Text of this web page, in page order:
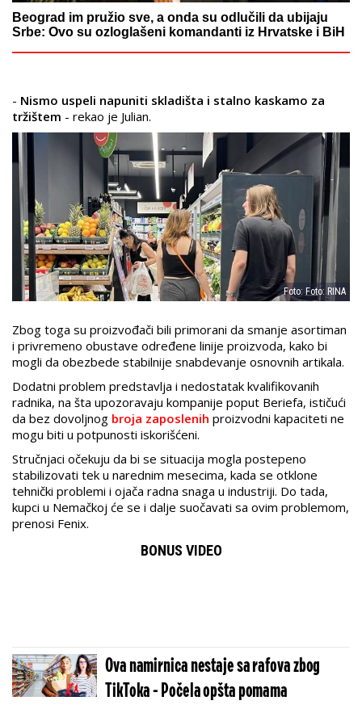
Beograd im pružio sve, a onda su odlučili da ubijaju
Srbe: Ovo su ozloglašeni komandanti iz Hrvatske i BiH
- Nismo uspeli napuniti skladišta i stalno kaskamo za
tržištem - rekao je Julian.
Foto: Foto: RINA
Zbog toga su proizvođači bili primorani da smanje asortiman
i privremeno obustave određene linije proizvoda, kako bi
mogli da obezbede stabilnije snabdevanje osnovnih artikala.
Dodatni problem predstavlja i nedostatak kvalifikovanih
radnika, na šta upozoravaju kompanije poput Beriefa, ističući
da bez dovoljnog broja zaposlenih proizvodni kapaciteti ne
mogu biti u potpunosti iskorišćeni.
Stručnjaci očekuju da bi se situacija mogla postepeno
stabilizovati tek u narednim mesecima, kada se otklone
tehnički problemi i ojača radna snaga u industriji. Do tada,
kupci u Nemačkoj će se i dalje suočavati sa ovim problemom,
prenosi Fenix.
BONUS VIDEO
Ova namirnica nestaje sa rafova zbog
TikToka - Počela opšta pomama